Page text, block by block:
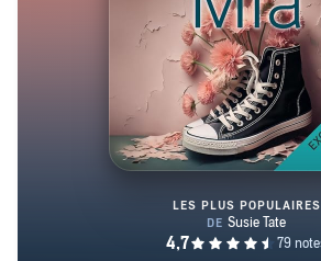
LES PLUS POPULAIRES